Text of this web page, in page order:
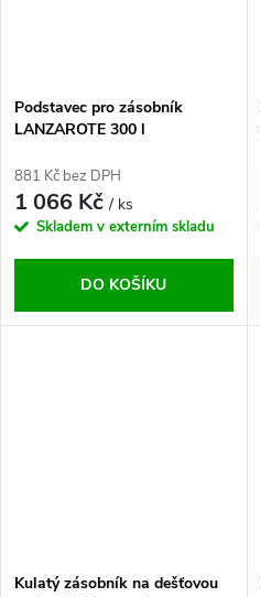
Podstavec pro zásobník
LANZAROTE 300 l
881 Kč bez DPH
1 066 Kč/ ks
Skladem v externím skladu
DO KOŠÍKU
Kulatý zásobník na dešťovou